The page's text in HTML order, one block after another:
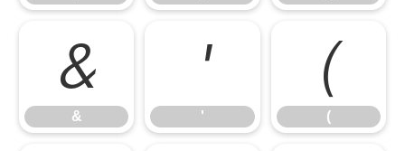
&
&
'
'
(
(